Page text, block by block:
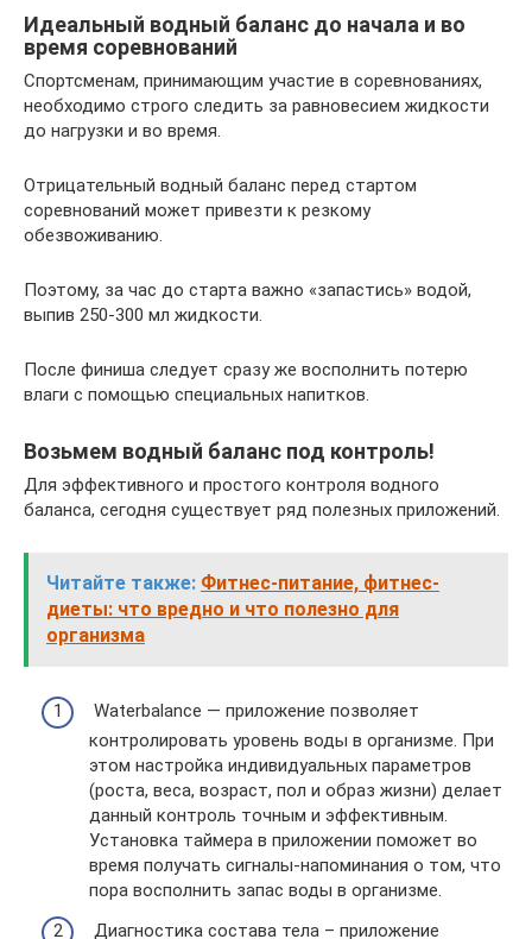
Идеальный водный баланс до начала и во
время соревнований
Спортсменам, принимающим участие в соревнованиях,
необходимо строго следить за равновесием жидкости
до нагрузки и во время.
Отрицательный водный баланс перед стартом
соревнований может привезти к резкому
обезвоживанию.
Поэтому, за час до старта важно «запастись» водой,
выпив 250-300 мл жидкости.
После финиша следует сразу же восполнить потерю
влаги с помощью специальных напитков.
Возьмем водный баланс под контроль!
Для эффективного и простого контроля водного
баланса, сегодня существует ряд полезных приложений.
Читайте также: Фитнес-питание, фитнес-
диеты: что вредно и что полезно для
организма
Waterbalance — приложение позволяет
контролировать уровень воды в организме. При
этом настройка индивидуальных параметров
(роста, веса, возраст, пол и образ жизни) делает
данный контроль точным и эффективным.
Установка таймера в приложении поможет во
время получать сигналы-напоминания о том, что
пора восполнить запас воды в организме.
Диагностика состава тела – приложение